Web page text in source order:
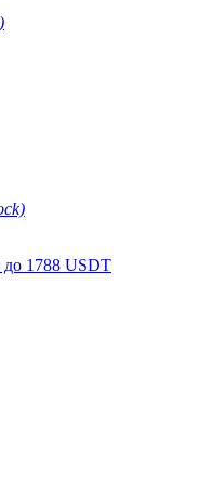
токенов
BTR
до 1788 USDT